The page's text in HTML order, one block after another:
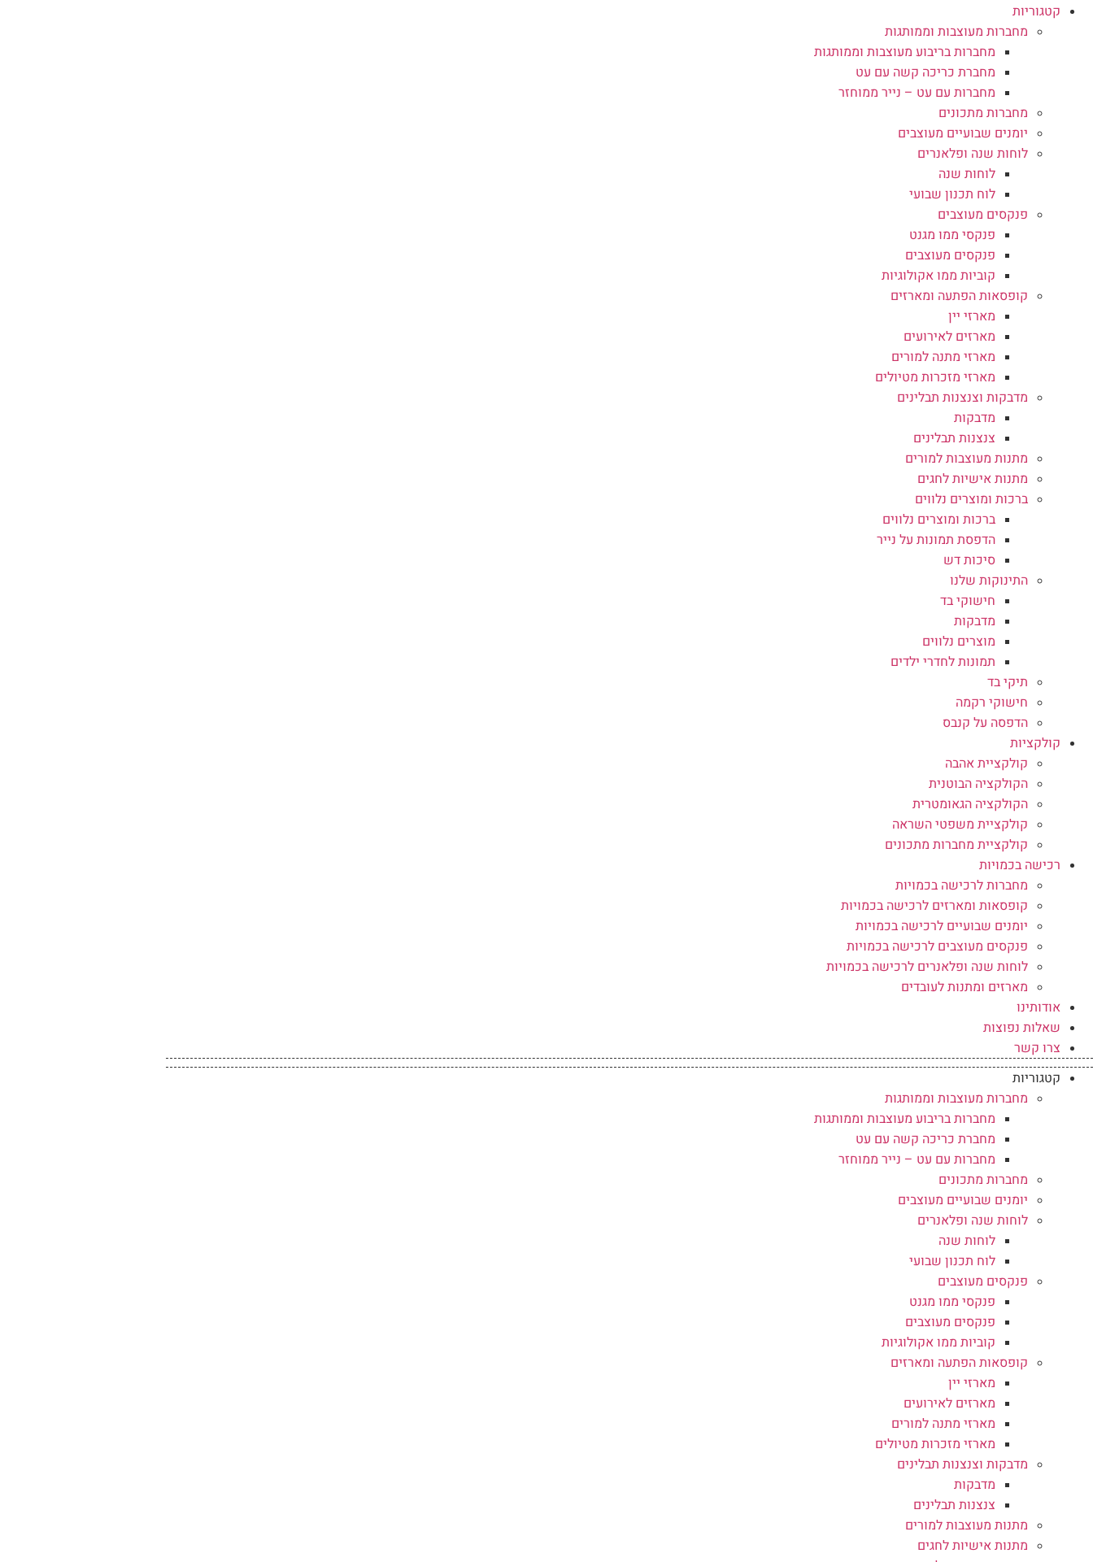
קטגוריות
מחברות מעוצבות וממותגות
מחברות בריבוע מעוצבות וממותגות
מחברת כריכה קשה עם עט
מחברות עם עט – נייר ממוחזר
מחברות מתכונים
יומנים שבועיים מעוצבים
לוחות שנה ופלאנרים
לוחות שנה
לוח תכנון שבועי
פנקסים מעוצבים
פנקסי ממו מגנט
פנקסים מעוצבים
קוביות ממו אקולוגיות
קופסאות הפתעה ומארזים
מארזי יין
מארזים לאירועים
מארזי מתנה למורים
מארזי מזכרות מטיולים
מדבקות וצנצנות תבלינים
מדבקות
צנצנות תבלינים
מתנות מעוצבות למורים
מתנות אישיות לחגים
ברכות ומוצרים נלווים
ברכות ומוצרים נלווים
הדפסת תמונות על נייר
סיכות דש
התינוקות שלנו
חישוקי בד
מדבקות
מוצרים נלווים
תמונות לחדרי ילדים
תיקי בד
חישוקי רקמה
הדפסה על קנבס
קולקציות
קולקציית אהבה
הקולקציה הבוטנית
הקולקציה הגאומטרית
קולקציית משפטי השראה
קולקציית מחברות מתכונים
רכישה בכמויות
מחברות לרכישה בכמויות
קופסאות ומארזים לרכישה בכמויות
יומנים שבועיים לרכישה בכמויות
פנקסים מעוצבים לרכישה בכמויות
לוחות שנה ופלאנרים לרכישה בכמויות
מארזים ומתנות לעובדים
אודותינו
שאלות נפוצות
צרו קשר
קטגוריות
מחברות מעוצבות וממותגות
מחברות בריבוע מעוצבות וממותגות
מחברת כריכה קשה עם עט
מחברות עם עט – נייר ממוחזר
מחברות מתכונים
יומנים שבועיים מעוצבים
לוחות שנה ופלאנרים
לוחות שנה
לוח תכנון שבועי
פנקסים מעוצבים
פנקסי ממו מגנט
פנקסים מעוצבים
קוביות ממו אקולוגיות
קופסאות הפתעה ומארזים
מארזי יין
מארזים לאירועים
מארזי מתנה למורים
מארזי מזכרות מטיולים
מדבקות וצנצנות תבלינים
מדבקות
צנצנות תבלינים
מתנות מעוצבות למורים
מתנות אישיות לחגים